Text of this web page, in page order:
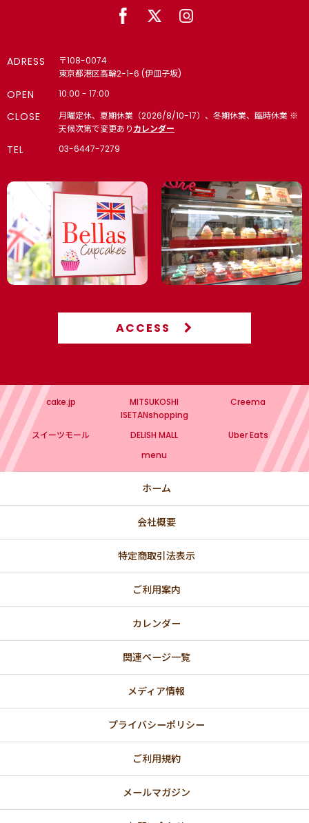
ADRESS
〒108-0074
東京都港区高輪2-1-6 (伊皿子坂)
OPEN 10:00 - 17:00
CLOSE
月曜定休、夏期休業（2026/8/10-17）、冬期休業、臨時休業 ※
天候次第で変更ありカレンダー
TEL 03-6447-7279
ACCESS
cake.jp
MITSUKOSHI
ISETANshopping
Creema
スイーツモール DELISH MALL
Uber Eats
menu
ホーム
会社概要
特定商取引法表示
ご利用案内
カレンダー
関連ページ一覧
メディア情報
プライバシーポリシー
ご利用規約
メールマガジン